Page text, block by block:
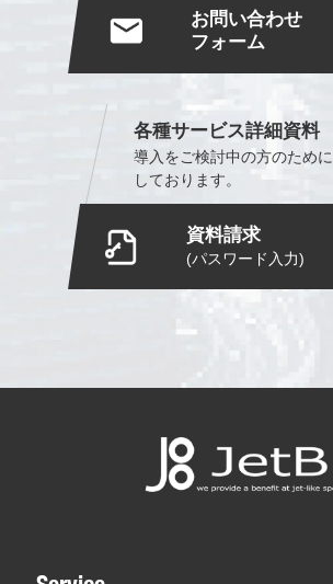
お問い合わせ
フォーム
各種サービス詳細資料
導入をご検討中の方のために
しております。
資料請求
(パスワード入力)